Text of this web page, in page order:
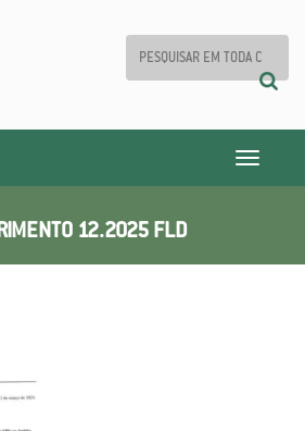
Toggle
12.2025 FLD